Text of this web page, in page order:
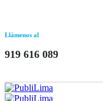
Llámenos al
919 616 089